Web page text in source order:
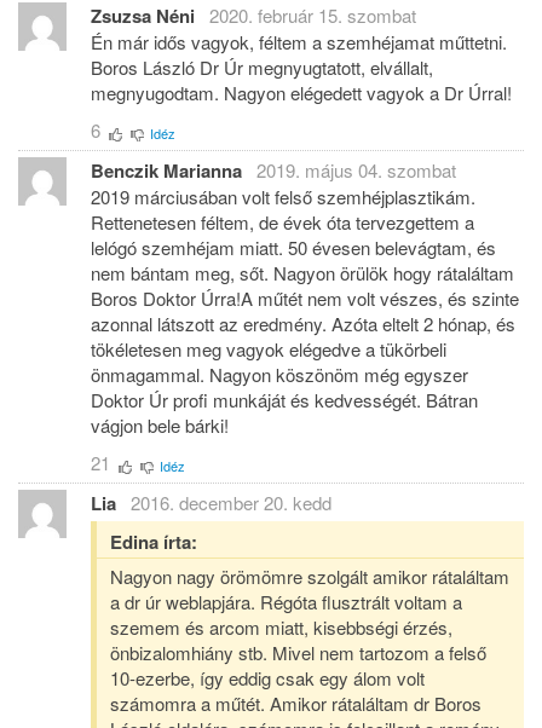
Zsuzsa Néni
2020. február 15. szombat
Én már idős vagyok, féltem a szemhéjamat műttetni.
Boros László Dr Úr megnyugtatott, elvállalt,
megnyugodtam. Nagyon elégedett vagyok a Dr Úrral!
6
Idéz
Benczik Marianna 2019. május 04. szombat
2019 márciusában volt felső szemhéjplasztikám.
Rettenetesen féltem, de évek óta tervezgettem a
lelógó szemhéjam miatt. 50 évesen belevágtam, és
nem bántam meg, sőt. Nagyon örülök hogy rátaláltam
Boros Doktor Úrra!A műtét nem volt vészes, és szinte
azonnal látszott az eredmény. Azóta eltelt 2 hónap, és
tökéletesen meg vagyok elégedve a tükörbeli
önmagammal. Nagyon köszönöm még egyszer
Doktor Úr profi munkáját és kedvességét. Bátran
vágjon bele bárki!
21
Idéz
Lia 2016. december 20. kedd
Edina írta:
Nagyon nagy örömömre szolgált amikor rátaláltam
a dr úr weblapjára. Régóta flusztrált voltam a
szemem és arcom miatt, kisebbségi érzés,
önbizalomhiány stb. Mivel nem tartozom a felső
10-ezerbe, így eddig csak egy álom volt
számomra a műtét. Amikor rátaláltam dr Boros